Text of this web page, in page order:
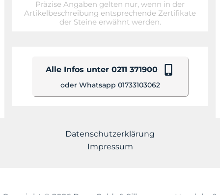
Präzise Angaben gelten nur, wenn in der
Artikelbeschreibung entsprechende Zertifikate
der Steine erwähnt werden.
Alle Infos unter 0211 371900
oder Whatsapp 01733103062
Datenschutzerklärung
Impressum